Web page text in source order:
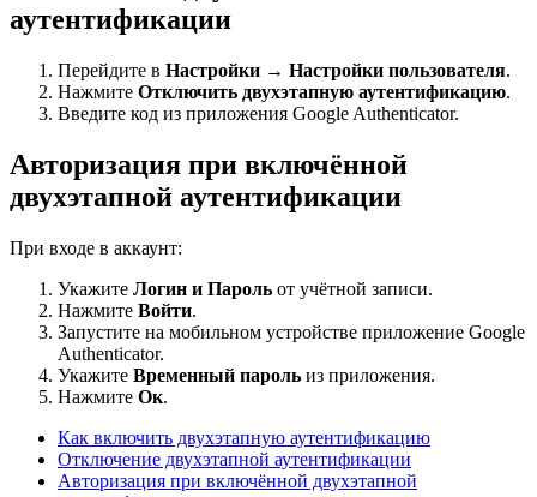
аутентификации
Перейдите в Настройки → Настройки пользователя.
Нажмите Отключить двухэтапную аутентификацию.
Введите код из приложения Google Authenticator.
Авторизация при включённой
двухэтапной аутентификации
При входе в аккаунт:
Укажите Логин и Пароль от учётной записи.
Нажмите Войти.
Запустите на мобильном устройстве приложение Google
Authenticator.
Укажите Временный пароль из приложения.
Нажмите Ок.
Как включить двухэтапную аутентификацию
Отключение двухэтапной аутентификации
Авторизация при включённой двухэтапной